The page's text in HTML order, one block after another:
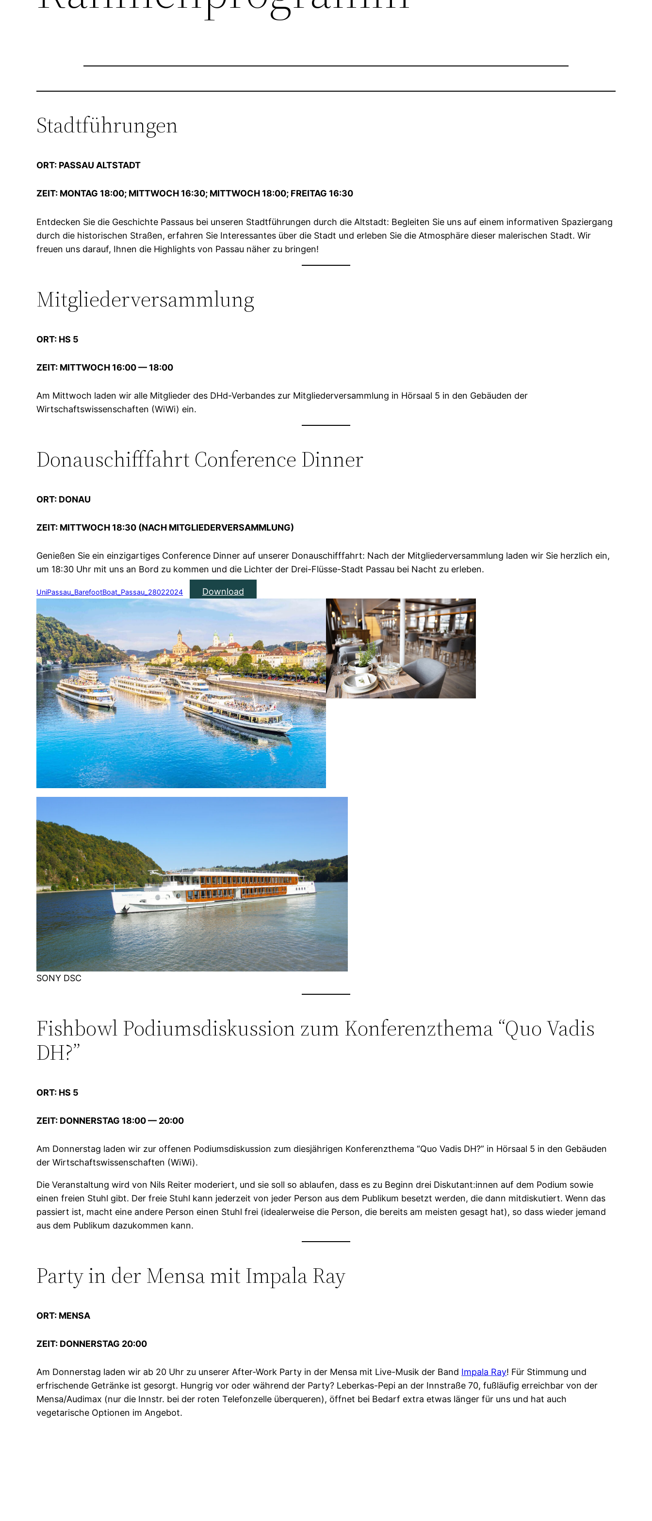
Stadtführungen
ORT: PASSAU ALTSTADT
ZEIT: MONTAG 18:00; MITTWOCH 16:30; MITTWOCH 18:00; FREITAG 16:30
Entdecken Sie die Geschichte Passaus bei unseren Stadtführungen durch die Altstadt: Begleiten Sie uns auf einem informativen Spaziergang
durch die historischen Straßen, erfahren Sie Interessantes über die Stadt und erleben Sie die Atmosphäre dieser malerischen Stadt. Wir
freuen uns darauf, Ihnen die Highlights von Passau näher zu bringen!
Mitgliederversammlung
ORT: HS 5
ZEIT: MITTWOCH 16:00 — 18:00
Am Mittwoch laden wir alle Mitglieder des DHd-Verbandes zur Mitgliederversammlung in Hörsaal 5 in den Gebäuden der
Wirtschaftswissenschaften (WiWi) ein.
Donauschifffahrt Conference Dinner
ORT: DONAU
ZEIT: MITTWOCH 18:30 (NACH MITGLIEDERVERSAMMLUNG)
Genießen Sie ein einzigartiges Conference Dinner auf unserer Donauschifffahrt: Nach der Mitgliederversammlung laden wir Sie herzlich ein,
um 18:30 Uhr mit uns an Bord zu kommen und die Lichter der Drei-Flüsse-Stadt Passau bei Nacht zu erleben.
UniPassau_BarefootBoat_Passau_28022024 Download
SONY DSC
Fishbowl Podiumsdiskussion zum Konferenzthema “Quo Vadis
DH?”
ORT: HS 5
ZEIT: DONNERSTAG 18:00 — 20:00
Am Donnerstag laden wir zur offenen Podiumsdiskussion zum diesjährigen Konferenzthema “Quo Vadis DH?” in Hörsaal 5 in den Gebäuden
der Wirtschaftswissenschaften (WiWi).
Die Veranstaltung wird von Nils Reiter moderiert, und sie soll so ablaufen, dass es zu Beginn drei Diskutant:innen auf dem Podium sowie
einen freien Stuhl gibt. Der freie Stuhl kann jederzeit von jeder Person aus dem Publikum besetzt werden, die dann mitdiskutiert. Wenn das
passiert ist, macht eine andere Person einen Stuhl frei (idealerweise die Person, die bereits am meisten gesagt hat), so dass wieder jemand
aus dem Publikum dazukommen kann.
Party in der Mensa mit Impala Ray
ORT: MENSA
ZEIT: DONNERSTAG 20:00
Am Donnerstag laden wir ab 20 Uhr zu unserer After-Work Party in der Mensa mit Live-Musik der Band Impala Ray! Für Stimmung und
erfrischende Getränke ist gesorgt. Hungrig vor oder während der Party? Leberkas-Pepi an der Innstraße 70, fußläufig erreichbar von der
Mensa/Audimax (nur die Innstr. bei der roten Telefonzelle überqueren), öffnet bei Bedarf extra etwas länger für uns und hat auch
vegetarische Optionen im Angebot.